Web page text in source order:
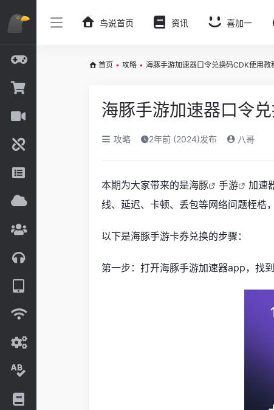
鸟说首页 资讯 喜加一
首页 • 攻略 • 海豚手游加速器口令兑换码CDK使用教
海豚手游加速器口令
攻略 2年前 (2024)发布 八哥
本期为大家带来的是海豚 手游 加速
线、延迟、卡顿、丢包等网络问题桎梏
以下是海豚手游卡券兑换的步骤：
第一步：打开海豚手游加速器app，找